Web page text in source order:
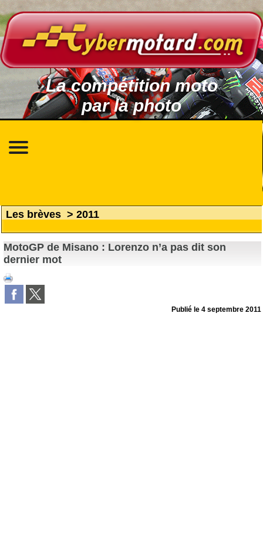
La compétition moto
par la photo
Les brèves > 2011
MotoGP de Misano : Lorenzo n’a pas dit son
dernier mot
Publié le4 septembre 2011